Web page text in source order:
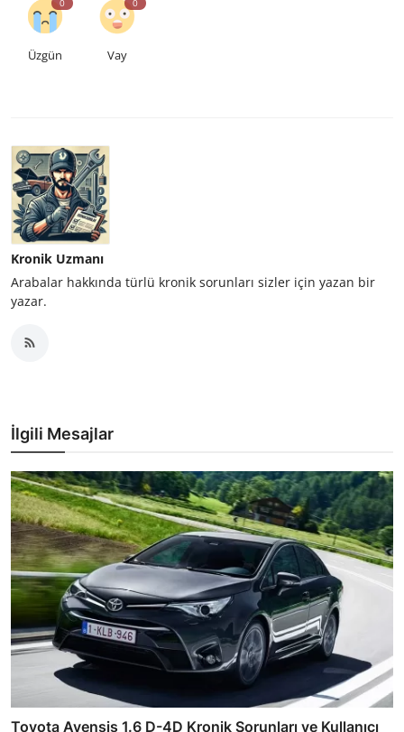
0
Üzgün
0
Vay
Kronik Uzmanı
Arabalar hakkında türlü kronik sorunları sizler için yazan bir
yazar.
İlgili Mesajlar
Toyota Avensis 1.6 D-4D Kronik Sorunları ve Kullanıcı